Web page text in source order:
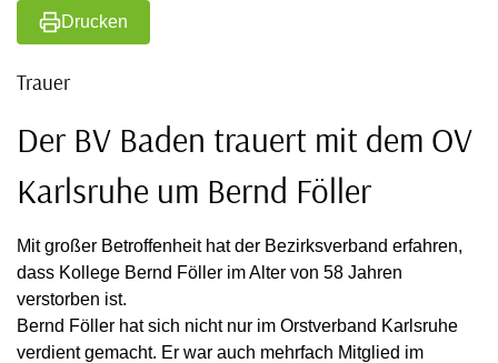
Drucken
Trauer
Der BV Baden trauert mit dem OV
Karlsruhe um Bernd Föller
Mit großer Betroffenheit hat der Bezirksverband erfahren,
dass Kollege Bernd Föller im Alter von 58 Jahren
verstorben ist.
Bernd Föller hat sich nicht nur im Orstverband Karlsruhe
verdient gemacht. Er war auch mehrfach Mitglied im